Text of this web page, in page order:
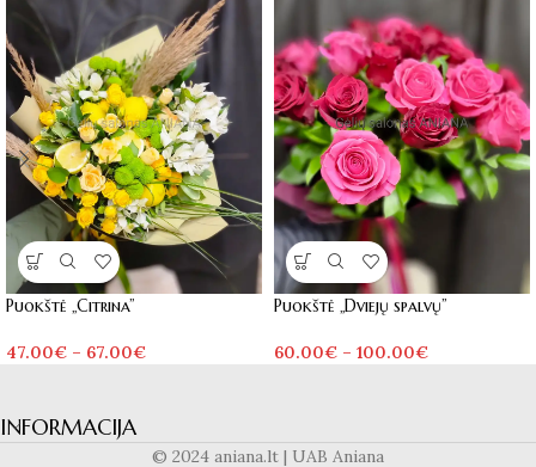
Puokštė „Citrina”
47.00€ – 67.00€
Puokštė „Dviejų spalvų”
60.00€ – 100.00€
INFORMACIJA
© 2024 aniana.lt | UAB Aniana